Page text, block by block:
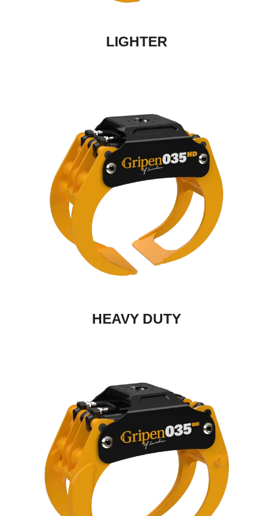
LIGHTER
HEAVY DUTY